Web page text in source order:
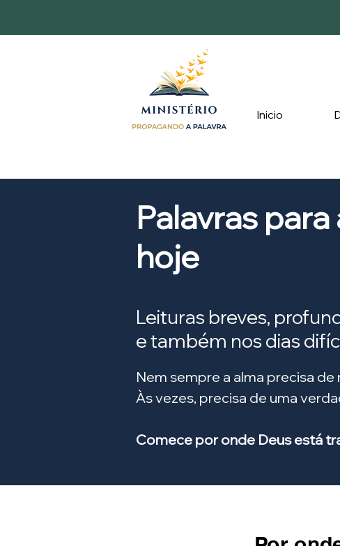
Inicio
Palavras
hoje
Leituras breves,
e também nos dias
Nem sempre a alma precisa
Às vezes, precisa de uma
Comece por onde Deus está